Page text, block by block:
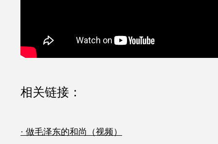
相关链接：
· 做毛泽东的和尚（视频）